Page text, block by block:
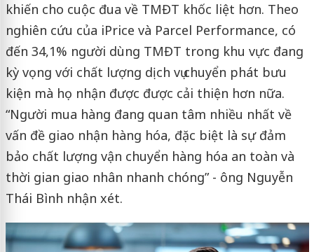
khiến cho cuộc đua về TMĐT khốc liệt hơn. Theo
nghiên cứu của iPrice và Parcel Performance, có
đến 34,1% người dùng TMĐT trong khu vực đang
kỳ vọng với chất lượng dịch vụ chuyển phát bưu
kiện mà họ nhận được được cải thiện hơn nữa.
“Người mua hàng đang quan tâm nhiều nhất về
vấn đề giao nhận hàng hóa, đặc biệt là sự đảm
bảo chất lượng vận chuyển hàng hóa an toàn và
thời gian giao nhân nhanh chóng” - ông Nguyễn
Thái Bình nhận xét.